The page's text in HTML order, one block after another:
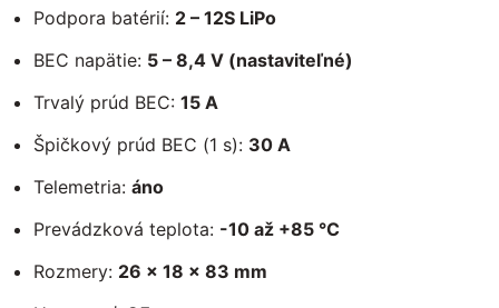
Podpora batérií: 2 – 12S LiPo
BEC napätie: 5 – 8,4 V (nastaviteľné)
Trvalý prúd BEC: 15 A
Špičkový prúd BEC (1 s): 30 A
Telemetria: áno
Prevádzková teplota: -10 až +85 °C
Rozmery: 26 × 18 × 83 mm